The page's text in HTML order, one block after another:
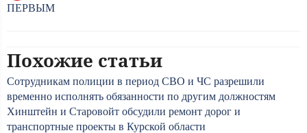
ПЕРВЫМ
Похожие статьи
Сотрудникам полиции в период СВО и ЧС разрешили
временно исполнять обязанности по другим должностям
Хинштейн и Старовойт обсудили ремонт дорог и
транспортные проекты в Курской области